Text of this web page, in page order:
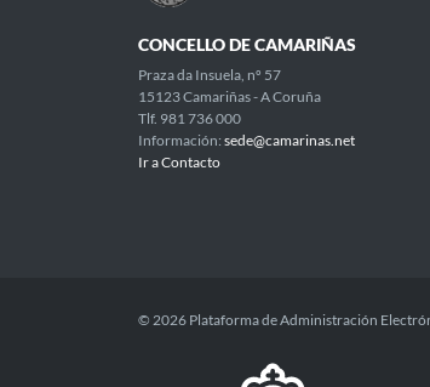
CONCELLO DE CAMARIÑAS
Praza da Insuela, nº 57
15123 Camariñas - A Coruña
Tlf. 981 736 000
Información: sede@camarinas.net
Ir a Contacto
© 2026 Plataforma de Administración